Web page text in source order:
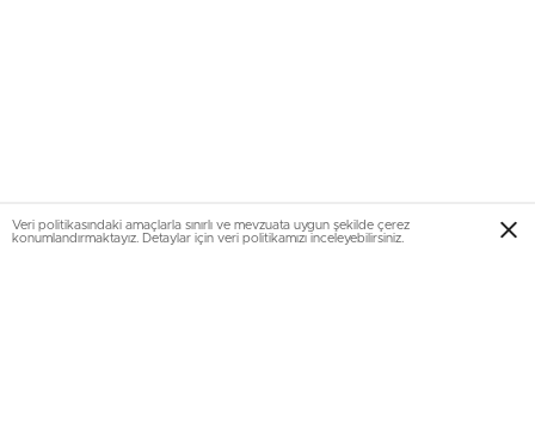
Veri politikasındaki amaçlarla sınırlı ve mevzuata uygun şekilde çerez
konumlandırmaktayız. Detaylar için veri politikamızı inceleyebilirsiniz.